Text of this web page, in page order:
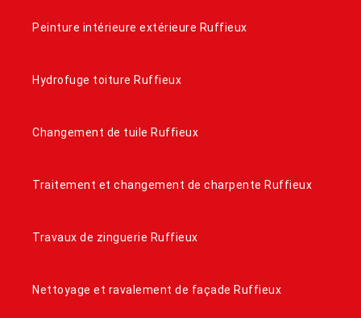
Peinture intérieure extérieure Ruffieux
Hydrofuge toiture Ruffieux
Changement de tuile Ruffieux
Traitement et changement de charpente Ruffieux
Travaux de zinguerie Ruffieux
Nettoyage et ravalement de façade Ruffieux